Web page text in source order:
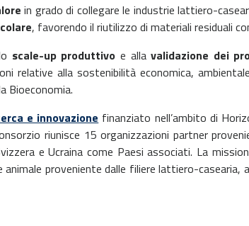
in grado di collegare le industrie lattiero-
, favorendo il riutilizzo di materiali residuali
scale-up produttivo e allavalidazione dei
relative alla sostenibilità economica,
Bioeconomia.
e innovazione finanziato nell’ambito di
riunisce 15 organizzazioni partner
e Ucraina come Paesi associati. La
proveniente dalle filiere lattiero-